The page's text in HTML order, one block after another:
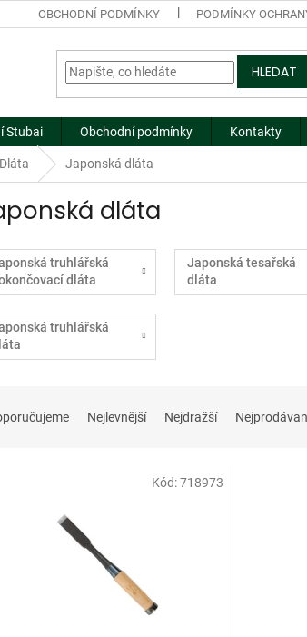
OBCHODNÍ PODMÍNKY PODMÍNKY
HLEDAT
Stubai Obchodní podmínky Kontakty
Dláta Japonská dláta
dláta
truhlářská
dláta
Japonská tesařská
dláta
truhlářská
Nejlevnější Nejdražší
Kód:718973